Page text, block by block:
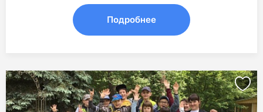
Подробнее